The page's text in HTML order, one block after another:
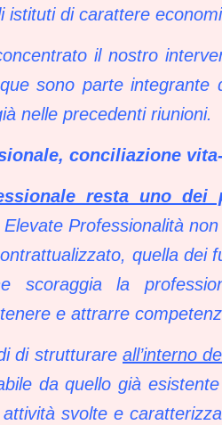
istituti di carattere
il nostro
sono parte
nelle precedenti riunioni.
conciliazione
resta uno
Professionalità
quella
scoraggia la
e attrarre
di strutturareall’interno
da quello già
svolte e